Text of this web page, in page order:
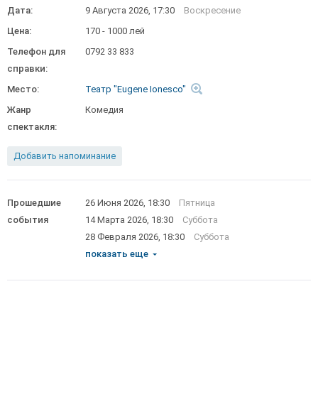
Дата: 9 Августа 2026, 17:30
Воскресение
Цена:
170 - 1000 лей
Телефон для
справки:
0792 33 833
Место:
Театр "Eugene Ionesco"
Жанр
спектакля:
Комедия
Добавить напоминание
Прошедшие
события
26 Июня 2026, 18:30
Пятница
14 Марта 2026, 18:30
Суббота
28 Февраля 2026, 18:30
Суббота
показать еще